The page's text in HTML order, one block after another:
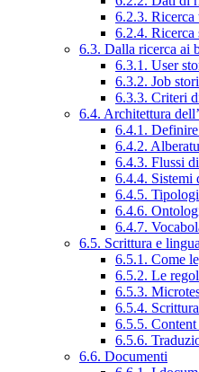
6.2.3. Ricerca
6.2.4. Ricerca
6.3. Dalla ricerca ai
6.3.1. User
6.3.2. Job
6.3.3. Criteri
6.4. Architettura
6.4.1.
6.4.2.
6.4.3. Flussi
6.4.4. Sistemi
6.4.5.
6.4.6.
6.4.7.
6.5. Scrittura e
6.5.1. Come
6.5.2. Le
6.5.3.
6.5.4.
6.5.5.
6.5.6.
6.6. Documenti